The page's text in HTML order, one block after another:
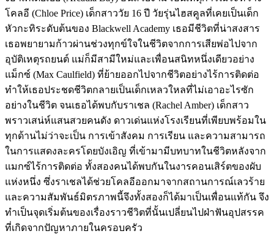
โคลอี (Chloe Price) เด็กสาววัย 16 ปี วัยรุ่นไฮสคูลที่เคยเป็นเด็ก
หัวกะทิระดับต้นของ Blackwell Academy เธอมีชีวิตที่น่าสงสาร
เธอพยายามก้าวผ่านช่วงทุกข์ใจในชีวิตจากการเสียพ่อไปจาก
อุบัติเหตุรถยนต์ แม่ก็มีสามีใหม่และเพื่อนสนิทหนึ่งเดียวอย่าง
แม็กซ์ (Max Caulfield) ที่ย้ายออกไปจากชีวิตอย่างไร้การติดต่อ
ทำให้เธอประชดชีวิตกลายเป็นเด็กเหลวใหลที่ไม่เอาอะไรซัก
อย่างในชีวิต จนเธอได้พบกับราเชล (Rachel Amber) เด็กสาว
พราวเสน่ห์แสนสวยคนดัง ดาวเด่นแห่งโรงเรียนที่เพียบพร้อมใน
ทุกด้านไม่ว่าจะเป็น การเข้าสังคม การเรียน และความสามารถ
ในการแสดงละครโดยบังเอิญ ที่เข้ามามีบทบาทในชีวิตหลังจาก
แมกซ์ไร้การติดต่อ ทั้งสองคนได้พบกันในงารคอนเสิร์ตของผับ
แห่งหนึ่ง ซึ่งราเชลได้ช่วยโคลอีออกมาจากสถานการณ์เลวร้าย
และความสัมพันธ์มิตรภาพนี้จึงทั้งสองก็ได้มาเป็นเพื่อนแท้กัน จึง
ทำเป็นจุดเริ่มต้นของเรื่องราวชีวิตที่นั้นเปลี่ยนไปฝ่าฟันอุปสรรค
ที่เกิดจากปัญหาภายในครอบครัว